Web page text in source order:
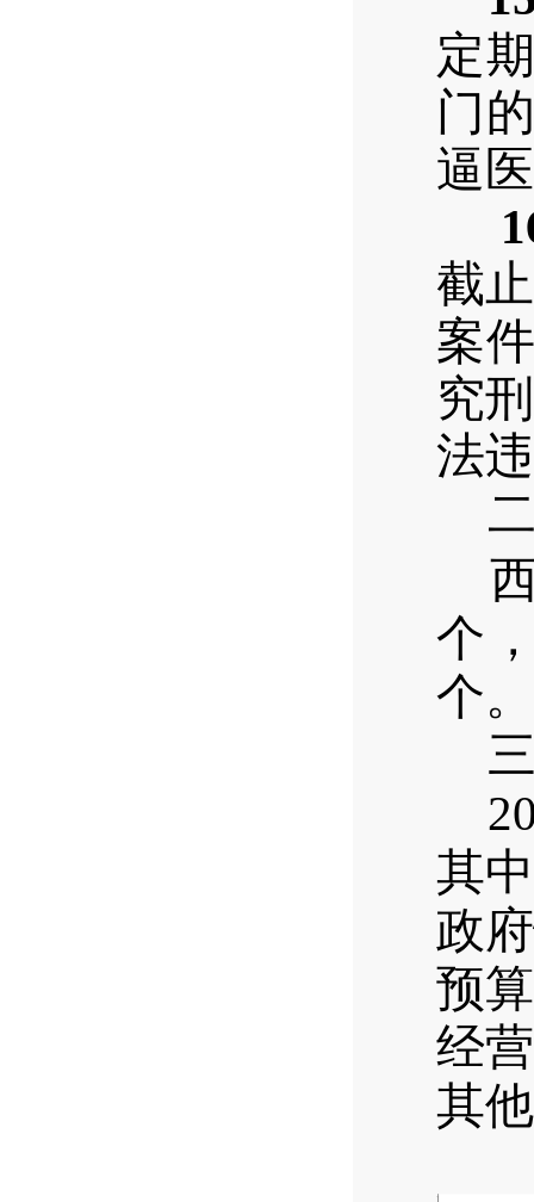
定
门
逼
截止
案
究
法
个
个。
其
政
预
经
其